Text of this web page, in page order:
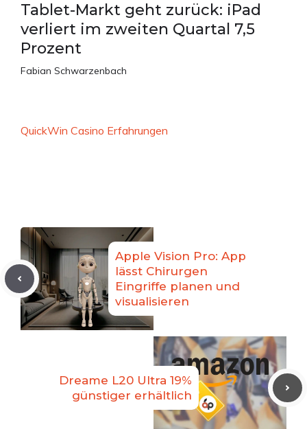
Tablet-Markt geht zurück: iPad
verliert im zweiten Quartal 7,5
Prozent
Fabian Schwarzenbach
QuickWin Casino Erfahrungen
Apple Vision Pro: App
lässt Chirurgen
Eingriffe planen und
visualisieren
Dreame L20 Ultra 19%
günstiger erhältlich